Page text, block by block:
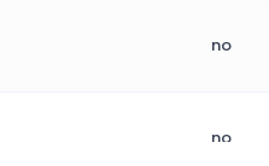
no
no